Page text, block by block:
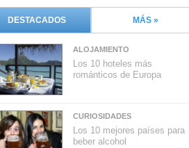
DESTACADOS MÁS »
ALOJAMIENTO
Los 10 hoteles más
románticos de Europa
CURIOSIDADES
Los 10 mejores países para
beber alcohol